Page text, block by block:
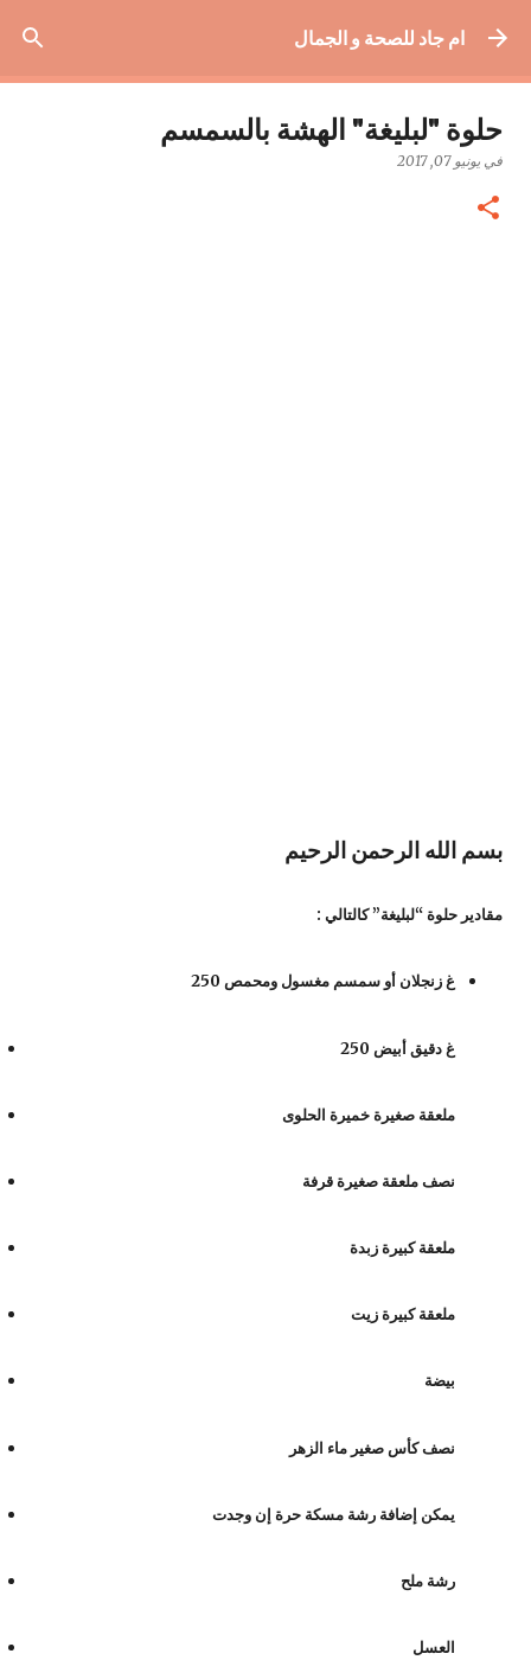
التخطي إلى المحتوى الرئيسيام جاد للصحة و الجمال
حلوة "لبليغة" الهشة بالسمسم
في يونيو 07, 2017
بسم الله الرحمن الرحيم
مقادير حلوة “لبليغة” كالتالي :
250 غ زنجلان أو سمسم مغسول ومحمص
250 غ دقيق أبيض
ملعقة صغيرة خميرة الحلوى
نصف ملعقة صغيرة قرفة
ملعقة كبيرة زبدة
ملعقة كبيرة زيت
بيضة
نصف كأس صغير ماء الزهر
يمكن إضافة رشة مسكة حرة إن وجدت
رشة ملح
العسل